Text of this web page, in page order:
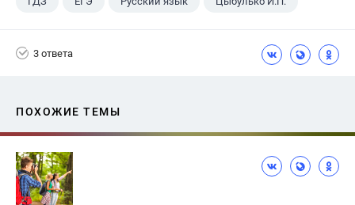
3 ответа
ПОХОЖИЕ ТЕМЫ